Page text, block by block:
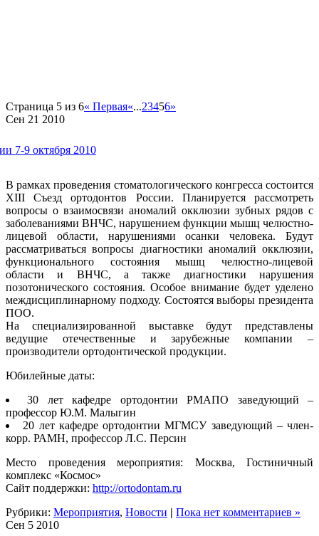
Страница 5 из 6« Первая«...23456»
Сен 21 2010
7-9 октября 2010
В рамках проведения стоматологического конгресса состоится
XIII Съезд ортодонтов России. Планируется рассмотреть
вопросы о взаимосвязи аномалий окклюзии зубных рядов с
заболеваниями ВНЧС, нарушением функции мышц челюстно-
лицевой области, нарушениями осанки человека. Будут
рассматриваться вопросы диагностики аномалий окклюзии,
функционального состояния мышц челюстно-лицевой
области и ВНЧС, а также диагностики нарушения
позотонического состояния. Особое внимание будет уделено
междисциплинарному подходу. Состоятся выборы президента
ПОО.
На специализированной выставке будут представлены
ведущие отечественные и зарубежные компании –
производители ортодонтической продукции.
Юбилейные даты:
30 лет кафедре ортодонтии РМАПО заведующий –
профессор Ю.М. Малыгин
20 лет кафедре ортодонтии МГМСУ заведующий – член-
корр. РАМН, профессор Л.С. Персин
Место проведения мероприятия: Москва, Гостиничный
комплекс «Космос»
Сайт поддержки: http://ortodontam.ru
Рубрики: Мероприятия, Новости | Пока нет комментариев »
Сен 5 2010